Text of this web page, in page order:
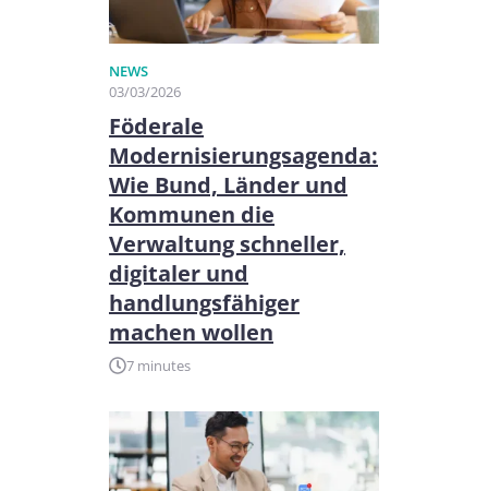
NEWS
03/03/2026
Föderale
Modernisierungsagenda:
Wie Bund, Länder und
Kommunen die
Verwaltung schneller,
digitaler und
handlungsfähiger
machen wollen
7 minutes